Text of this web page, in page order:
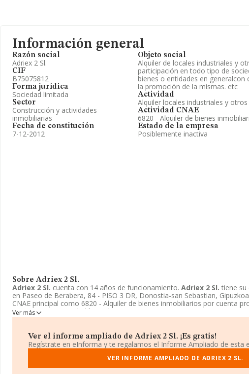
Información general
Razón social
Adriex 2 Sl.
CIF
B75075812
Forma jurídica
Sociedad limitada
Sector
Construcción y actividades
inmobiliarias
Fecha de constitución
7-12-2012
Objeto social
Alquiler de locales industriales y
participación en todo tipo de
bienes o entidades en generalcon
la promoción de la mismas. etc
Actividad
Alquiler locales industriales y
Actividad CNAE
6820 - Alquiler de bienes
Estado de la empresa
Posiblemente inactiva
Sobre Adriex 2 Sl.
Adriex 2 Sl. cuenta con 14 años de funcionamiento. Adriex 2 Sl. tiene su
en Paseo de Berabera, 84 - PISO 3 DR, Donostia-san Sebastian,
CNAE principal como 6820 - Alquiler de bienes inmobiliarios por cuenta
inscrita como Sociedad limitada.
Ver más
Ver el informe ampliado de Adriex 2 Sl. ¡Es gratis!
Regístrate en eInforma y te regalamos el Informe Ampliado de esta
VER INFORME AMPLIADO DE ADRIEX 2 SL.